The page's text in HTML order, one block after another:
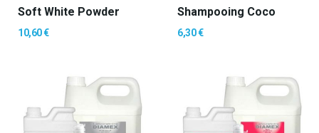
Soft White Powder
10,60 €
Shampooing Coco
6,30 €